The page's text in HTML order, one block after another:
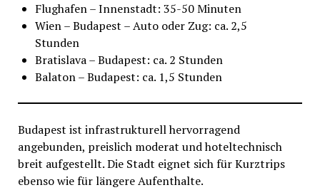
Flughafen – Innenstadt: 35-50 Minuten
Wien – Budapest – Auto oder Zug: ca. 2,5
Stunden
Bratislava – Budapest: ca. 2 Stunden
Balaton – Budapest: ca. 1,5 Stunden
Budapest ist infrastrukturell hervorragend
angebunden, preislich moderat und hoteltechnisch
breit aufgestellt. Die Stadt eignet sich für Kurztrips
ebenso wie für längere Aufenthalte.